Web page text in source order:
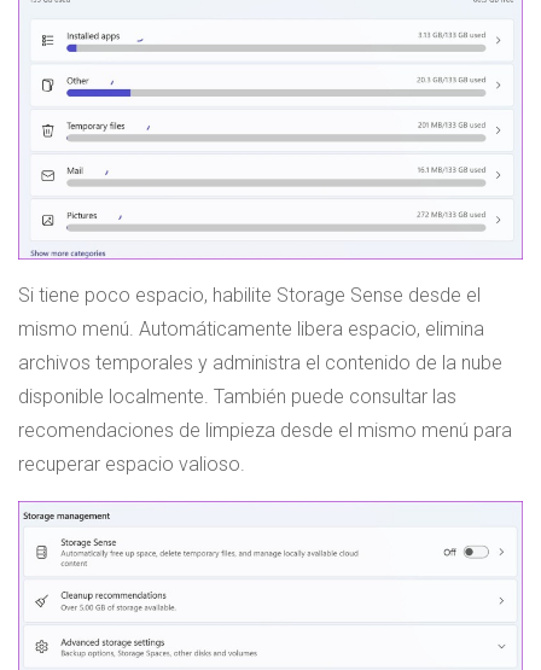
Si tiene poco espacio, habilite Storage Sense desde el
mismo menú. Automáticamente libera espacio, elimina
archivos temporales y administra el contenido de la nube
disponible localmente. También puede consultar las
recomendaciones de limpieza desde el mismo menú para
recuperar espacio valioso.